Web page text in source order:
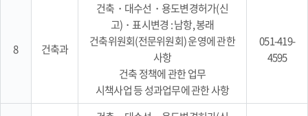
8 건축과
건축・대수선・용도변경허가(신
고)・표시변경 : 남항, 봉래
건축위원회(전문위원회) 운영에 관한
사항
건축 정책에 관한 업무
시책사업 등 성과업무에 관한 사항
051-419-
4595